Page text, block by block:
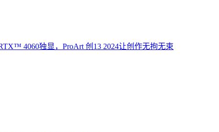
4060独显，ProArt 创13 2024让创作无拘无束